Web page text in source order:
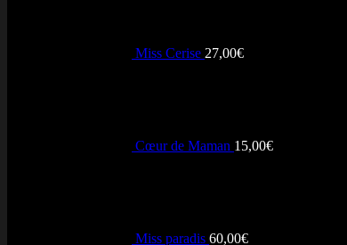
Miss Cerise 27,00€
Cœur de Maman 15,00€
Miss paradis 60,00€